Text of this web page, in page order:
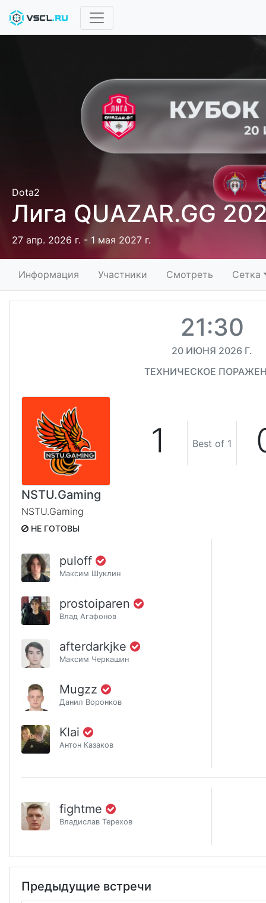
Dota2
Лига QUAZAR.GG
27 апр. 2026 г. - 1 мая 2027 г.
Информация Участники Смотреть Сетка
21:30
20 ИЮНЯ 2026 Г.
ТЕХНИЧЕСКОЕ
1 Best of 1
NSTU.Gaming
NSTU.Gaming
НЕ ГОТОВЫ
puloff
Максим Шуклин
prostoiparen
Влад Агафонов
afterdarkjke
Максим Черкашин
Mugzz
Данил Воронков
Klai
Антон Казаков
fightme
Владислав Терехов
Предыдущие встречи